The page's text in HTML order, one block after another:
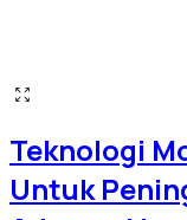
Teknologi
Untuk